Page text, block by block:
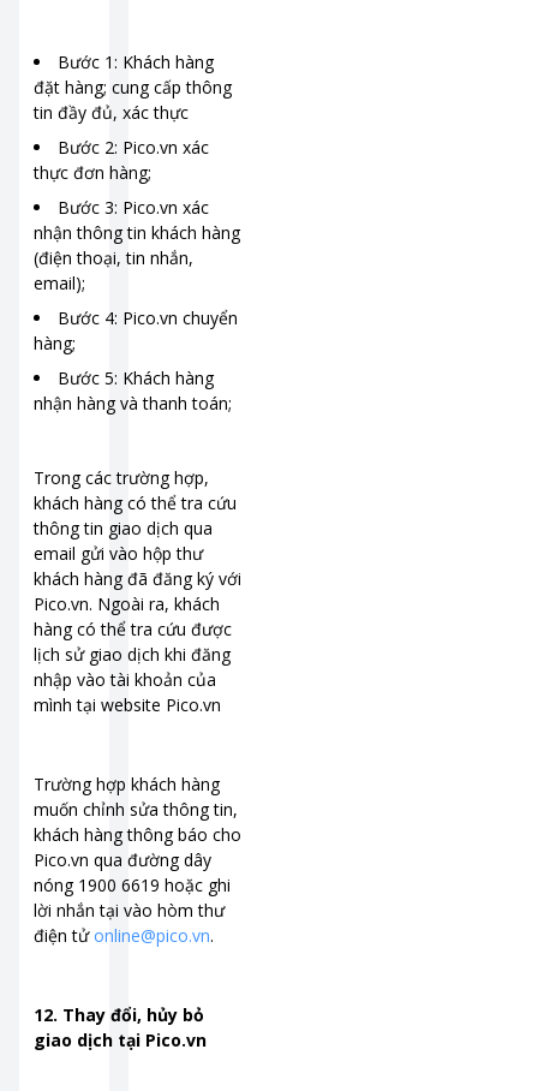
Bước 1: Khách hàng
đặt hàng; cung cấp thông
tin đầy đủ, xác thực
Bước 2: Pico.vn xác
thực đơn hàng;
Bước 3: Pico.vn xác
nhận thông tin khách hàng
(điện thoại, tin nhắn,
email);
Bước 4: Pico.vn chuyển
hàng;
Bước 5: Khách hàng
nhận hàng và thanh toán;
Trong các trường hợp,
khách hàng có thể tra cứu
thông tin giao dịch qua
email gửi vào hộp thư
khách hàng đã đăng ký với
Pico.vn. Ngoài ra, khách
hàng có thể tra cứu được
lịch sử giao dịch khi đăng
nhập vào tài khoản của
mình tại website Pico.vn
Trường hợp khách hàng
muốn chỉnh sửa thông tin,
khách hàng thông báo cho
Pico.vn qua đường dây
nóng 1900 6619 hoặc ghi
lời nhắn tại vào hòm thư
điện tửonline@pico.vn.
12. Thay đổi, hủy bỏ
giao dịch tại Pico.vn